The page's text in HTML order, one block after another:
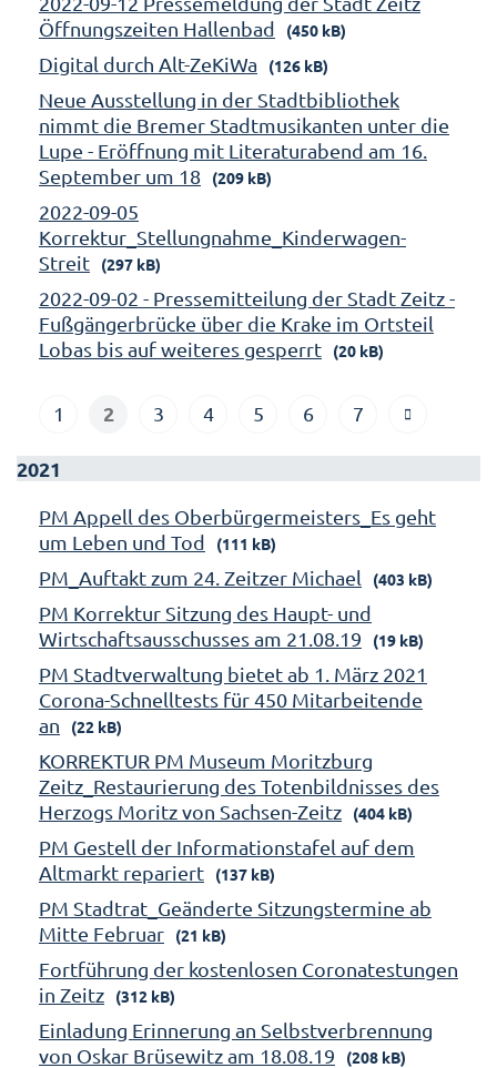
Öffnungszeiten Hallenbad
(450 kB)
Digital durch Alt-ZeKiWa (126 kB)
Neue Ausstellung in der Stadtbibliothek
nimmt die Bremer Stadtmusikanten unter die
Lupe - Eröffnung mit Literaturabend am 16.
September um 18
(209 kB)
2022-09-05
Korrektur_Stellungnahme_Kinderwagen-
Streit
(297 kB)
2022-09-02 - Pressemitteilung der Stadt Zeitz -
Fußgängerbrücke über die Krake im Ortsteil
Lobas bis auf weiteres gesperrt
(20 kB)
1 2 3 4 5 6 7
2021
PM Appell des Oberbürgermeisters_Es geht
um Leben und Tod
(111 kB)
PM_Auftakt zum 24. Zeitzer Michael (403 kB)
PM Korrektur Sitzung des Haupt- und
Wirtschaftsausschusses am 21.08.19
(19 kB)
PM Stadtverwaltung bietet ab 1. März 2021
Corona-Schnelltests für 450 Mitarbeitende
an
(22 kB)
KORREKTUR PM Museum Moritzburg
Zeitz_Restaurierung des Totenbildnisses des
Herzogs Moritz von Sachsen-Zeitz
(404 kB)
PM Gestell der Informationstafel auf dem
Altmarkt repariert
(137 kB)
PM Stadtrat_Geänderte Sitzungstermine ab
Mitte Februar
(21 kB)
Fortführung der kostenlosen Coronatestungen
in Zeitz
(312 kB)
Einladung Erinnerung an Selbstverbrennung
von Oskar Brüsewitz am 18.08.19
(208 kB)